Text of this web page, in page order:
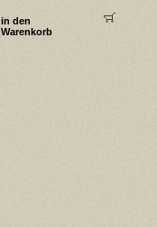
in den
Warenkorb